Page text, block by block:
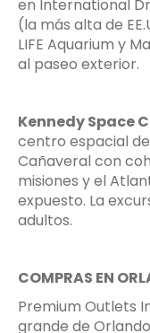
en International
(la más alta de
LIFE Aquarium y
al paseo exterior.
Kennedy Space
centro espacial de
Cañaveral con
misiones y el
expuesto. La
adultos.
COMPRAS EN
Premium Outlets
grande de